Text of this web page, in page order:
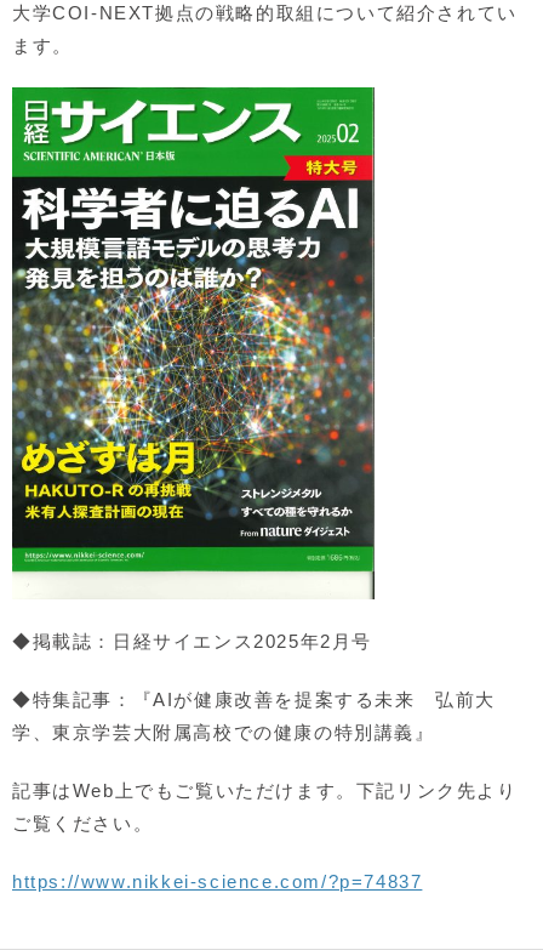
大学COI-NEXT拠点の戦略的取組について紹介されてい
ます。
◆掲載誌：日経サイエンス2025年2月号
◆特集記事：『AIが健康改善を提案する未来 弘前大
学、東京学芸大附属高校での健康の特別講義』
記事はWeb上でもご覧いただけます。下記リンク先より
ご覧ください。
https://www.nikkei-science.com/?p=74837